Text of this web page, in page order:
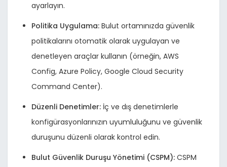
ayarlayın.
Politika Uygulama: Bulut ortamınızda güvenlik
politikalarını otomatik olarak uygulayan ve
denetleyen araçlar kullanın (örneğin, AWS
Config, Azure Policy, Google Cloud Security
Command Center).
Düzenli Denetimler: İç ve dış denetimlerle
konfigürasyonlarınızın uyumluluğunu ve güvenlik
duruşunu düzenli olarak kontrol edin.
Bulut Güvenlik Duruşu Yönetimi (CSPM): CSPM